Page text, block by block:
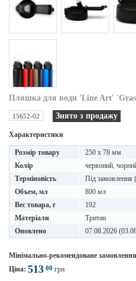
Пляшка для води 'Line Art'
15652-02 Знято з продажу
Характеристики
Розмір товару
250 х 78 мм
Колір
червоний,
Терміновість
Під замовлення
Объем, мл
800 мл
Вес товара, г
192
Матеріали
Тритан
Оновлено
07.08.2026
Мінімально-рекомендоване
Ціна: 513 00 грн